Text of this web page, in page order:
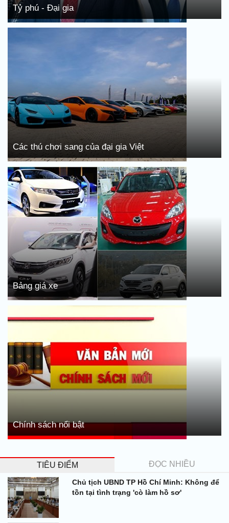
Tỷ phú - Đại gia
Các thú chơi sang của đại gia Việt
Bảng giá xe
Chính sách nổi bật
TIÊU ĐIỂM ĐỌC NHIỀU
Chủ tịch UBND TP Hồ Chí Minh: Không để
tồn tại tình trạng 'cò làm hồ sơ'